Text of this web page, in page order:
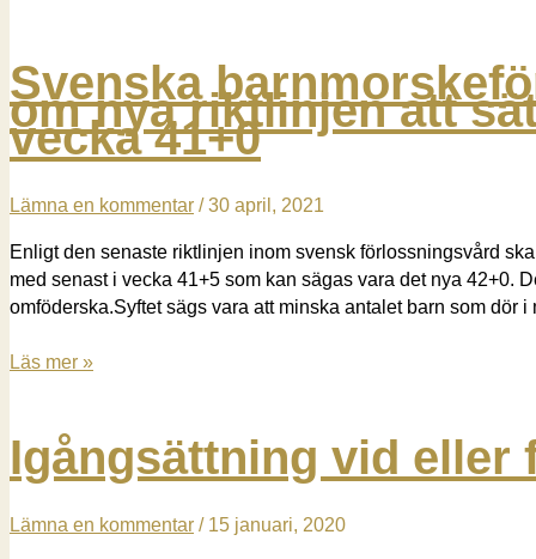
om
nya
riktlinjen
att
igång
i
vecka
41+0
Svenska
om nya riktlinjen att
vecka 41+0
Lämna en kommentar /30 april, 2021
Enligt den senaste riktlinjen inom svensk förlossningsvård
med senast i vecka 41+5 som kan sägas vara det nya 42+0.
omföderska.Syftet sägs vara att minska antalet barn som dör i
Svenska
om
nya
att
Läs mer »
Igångsättning vid eller
Lämna en kommentar / 15 januari, 2020